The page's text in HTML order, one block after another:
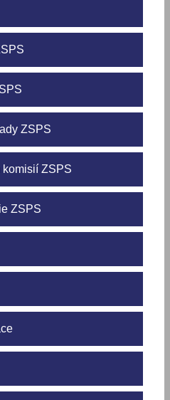
ZSPS
komisií ZSPS
ZSPS